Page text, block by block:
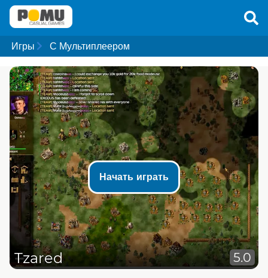
Игры С Мультиплеером
Начать играть
Tzared 5.0